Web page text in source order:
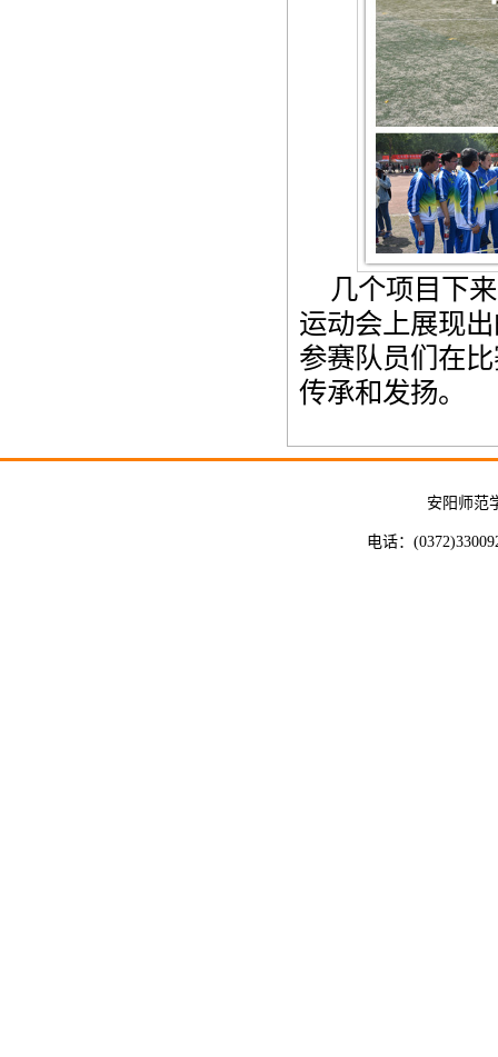
几个项目下
运动会上展现
参赛队员们在
传承和发扬。
安阳师范
电话：